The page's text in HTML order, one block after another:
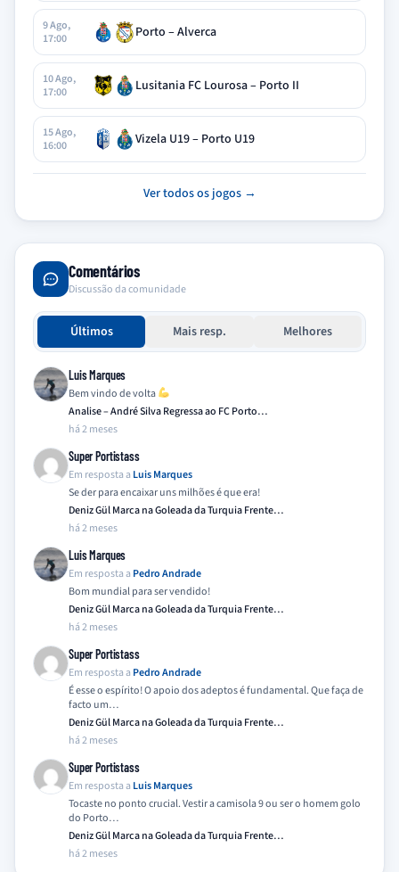
9 Ago,
17:00
Porto – Alverca
10 Ago,
17:00
Lusitania FC Lourosa – Porto II
15 Ago,
16:00
Vizela U19 – Porto U19
Ver todos os jogos →
Comentários
Discussão da comunidade
Últimos Mais resp. Melhores
Luis Marques
Bem vindo de volta
Analise – André Silva Regressa ao FC Porto…
há 2 meses
Super Portistass
Em resposta a Luis Marques
Se der para encaixar uns milhões é que era!
Deniz Gül Marca na Goleada da Turquia Frente…
há 2 meses
Luis Marques
Em resposta a Pedro Andrade
Bom mundial para ser vendido!
Deniz Gül Marca na Goleada da Turquia Frente…
há 2 meses
Super Portistass
Em resposta a Pedro Andrade
É esse o espírito! O apoio dos adeptos é fundamental. Que faça de
facto um…
Deniz Gül Marca na Goleada da Turquia Frente…
há 2 meses
Super Portistass
Em resposta a Luis Marques
Tocaste no ponto crucial. Vestir a camisola 9 ou ser o homem golo
do Porto…
Deniz Gül Marca na Goleada da Turquia Frente…
há 2 meses